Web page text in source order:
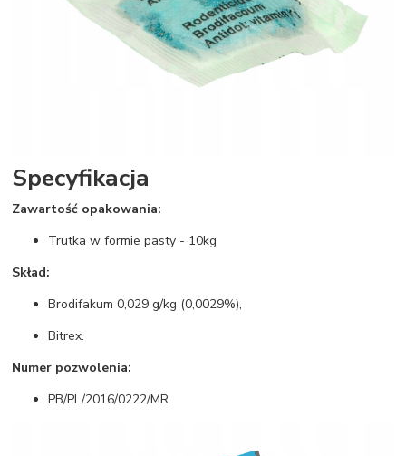
Specyfikacja
Zawartość opakowania:
Trutka w formie pasty - 10kg
Skład:
Brodifakum 0,029 g/kg (0,0029%),
Bitrex.
Numer pozwolenia:
PB/PL/2016/0222/MR